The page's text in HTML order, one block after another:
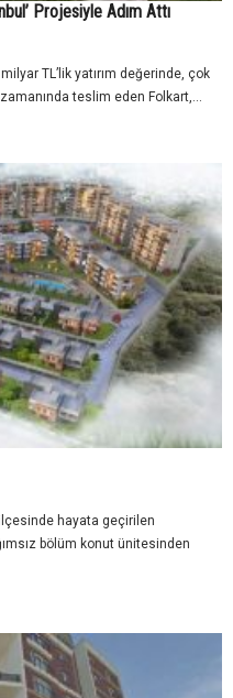
Projesiyle Adım Attı
TL’lik yatırım değerinde, çok
teslim eden Folkart,...
hayata geçirilen
bölüm konut ünitesinden